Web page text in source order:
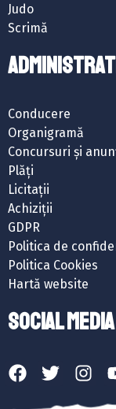
Judo
Scrimă
Conducere
Organigramă
Concursuri și
Plăți
Licitații
Achiziții
GDPR
Politica de
Politica Cookies
Hartă website
SOCIAL MEDIA